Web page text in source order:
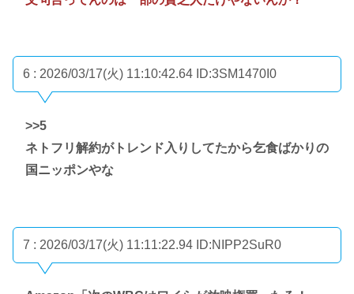
6 : 2026/03/17(火) 11:10:42.64 ID:3SM1470I0
>>5
ネトフリ解約がトレンド入りしてたから乞食ばかりの
国ニッポンやな
7 : 2026/03/17(火) 11:11:22.94 ID:NIPP2SuR0